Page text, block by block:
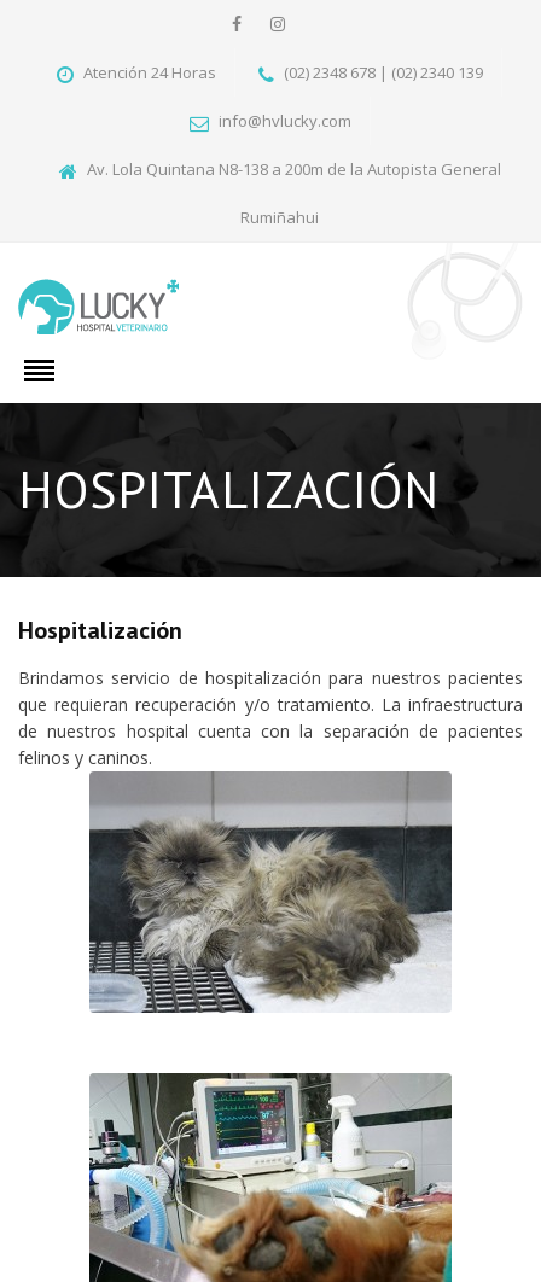
Atención 24 Horas (02) 2348 678 | (02) 2340 139
info@hvlucky.com
Av. Lola Quintana N8-138 a 200m de la Autopista General
Rumiñahui
HOSPITALIZACIÓN
Hospitalización
Brindamos servicio de hospitalización para nuestros pacientes
que requieran recuperación y/o tratamiento. La infraestructura
de nuestros hospital cuenta con la separación de pacientes
felinos y caninos.